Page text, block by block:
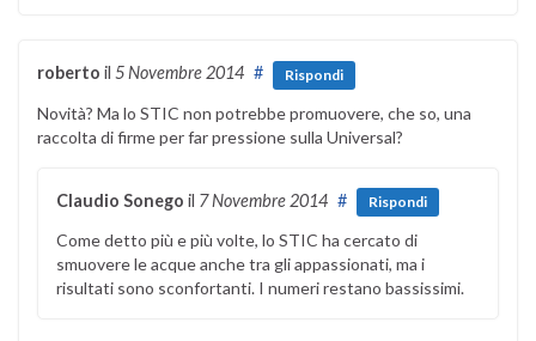
roberto il 5 Novembre 2014 # Rispondi
Novità? Ma lo STIC non potrebbe promuovere, che so, una
raccolta di firme per far pressione sulla Universal?
Claudio Sonego il 7 Novembre 2014 # Rispondi
Come detto più e più volte, lo STIC ha cercato di
smuovere le acque anche tra gli appassionati, ma i
risultati sono sconfortanti. I numeri restano bassissimi.